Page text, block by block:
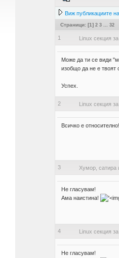
Виж публикациите
Страници: [1] 2 3 32
1 Linux секция
Може да ти се види
изобщо да не е твоят
Успех.
2 Linux секция
Всичко е
3 Хумор, сатира
Не гласувам!
Ама наистина!
4 Linux секция
Не гласувам!